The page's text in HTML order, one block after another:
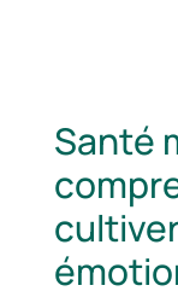
Santé